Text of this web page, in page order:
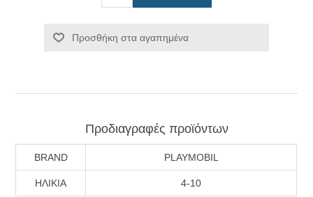
Προσθήκη στα αγαπημένα
Προδιαγραφές προϊόντων
BRAND PLAYMOBIL
ΗΛΙΚΙΑ 4-10